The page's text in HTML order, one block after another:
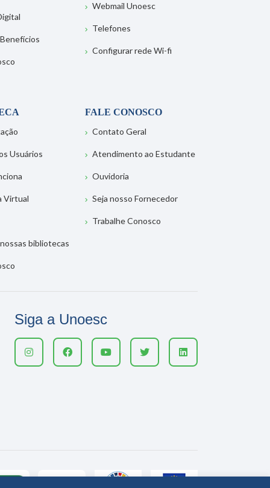
Webmail Unoesc
Telefones
Configurar rede Wi-fi
Usuários
Virtual
bibliotecas
FALE CONOSCO
Contato Geral
Atendimento ao Estudante
Ouvidoria
Seja nosso Fornecedor
Trabalhe Conosco
Siga a Unoesc